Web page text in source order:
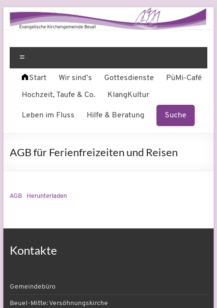
Zum
Inhalt
springen
Evangelische
Kirchengemeinde
Beuel
am
Start Wir sind’s Gottesdienste PüMi-Café
Hochzeit, Taufe & Co. KlangKultur
Leben im Fluss Hilfe & Beratung Suche
AGB für Ferienfreizeiten und Reisen
AGB Herunterladen
Kontakte
Gemeindebüro
Beuel-Mitte: Versöhnungskirche